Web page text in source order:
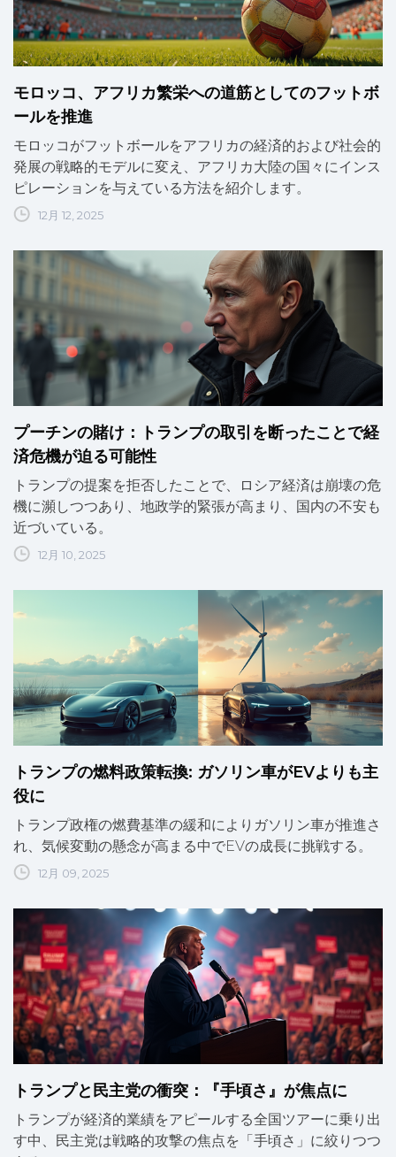
モロッコ、アフリカ繁栄への道筋としてのフットボ
ールを推進
モロッコがフットボールをアフリカの経済的および社会的
発展の戦略的モデルに変え、アフリカ大陸の国々にインス
ピレーションを与えている方法を紹介します。
12月 12, 2025
プーチンの賭け：トランプの取引を断ったことで経
済危機が迫る可能性
トランプの提案を拒否したことで、ロシア経済は崩壊の危
機に瀕しつつあり、地政学的緊張が高まり、国内の不安も
近づいている。
12月 10, 2025
トランプの燃料政策転換: ガソリン車がEVよりも主
役に
トランプ政権の燃費基準の緩和によりガソリン車が推進さ
れ、気候変動の懸念が高まる中でEVの成長に挑戦する。
12月 09, 2025
トランプと民主党の衝突：『手頃さ』が焦点に
トランプが経済的業績をアピールする全国ツアーに乗り出
す中、民主党は戦略的攻撃の焦点を「手頃さ」に絞りつつ